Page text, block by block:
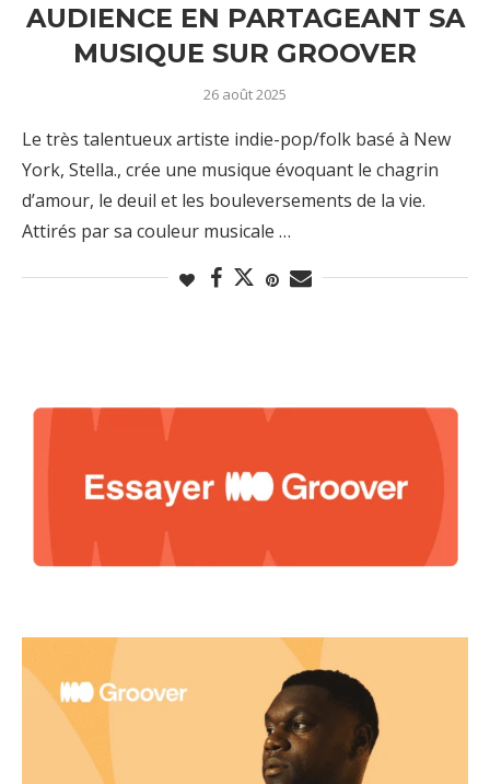
AUDIENCE EN PARTAGEANT SA
MUSIQUE SUR GROOVER
26 août 2025
Le très talentueux artiste indie-pop/folk basé à New
York, Stella., crée une musique évoquant le chagrin
d’amour, le deuil et les bouleversements de la vie.
Attirés par sa couleur musicale …